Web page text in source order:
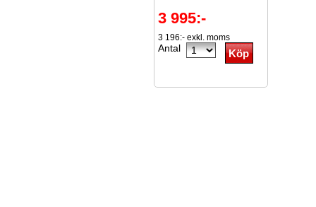
3 995:-
3 196:- exkl. moms
Antal